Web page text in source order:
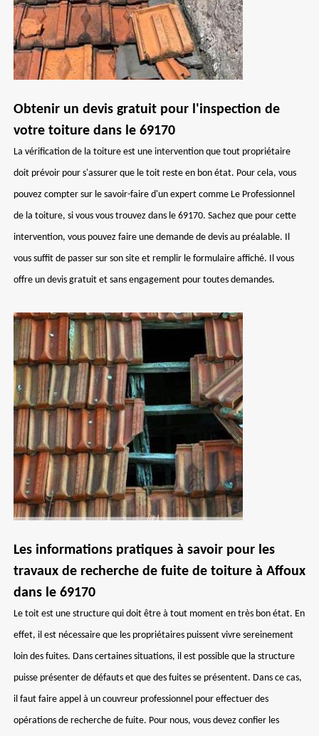
Obtenir un devis gratuit pour l'inspection de
votre toiture dans le 69170
La vérification de la toiture est une intervention que tout propriétaire
doit prévoir pour s'assurer que le toit reste en bon état. Pour cela, vous
pouvez compter sur le savoir-faire d'un expert comme Le Professionnel
de la toiture, si vous vous trouvez dans le 69170. Sachez que pour cette
intervention, vous pouvez faire une demande de devis au préalable. Il
vous suffit de passer sur son site et remplir le formulaire affiché. Il vous
offre un devis gratuit et sans engagement pour toutes demandes.
Les informations pratiques à savoir pour les
travaux de recherche de fuite de toiture à Affoux
dans le 69170
Le toit est une structure qui doit être à tout moment en très bon état. En
effet, il est nécessaire que les propriétaires puissent vivre sereinement
loin des fuites. Dans certaines situations, il est possible que la structure
puisse présenter de défauts et que des fuites se présentent. Dans ce cas,
il faut faire appel à un couvreur professionnel pour effectuer des
opérations de recherche de fuite. Pour nous, vous devez confier les